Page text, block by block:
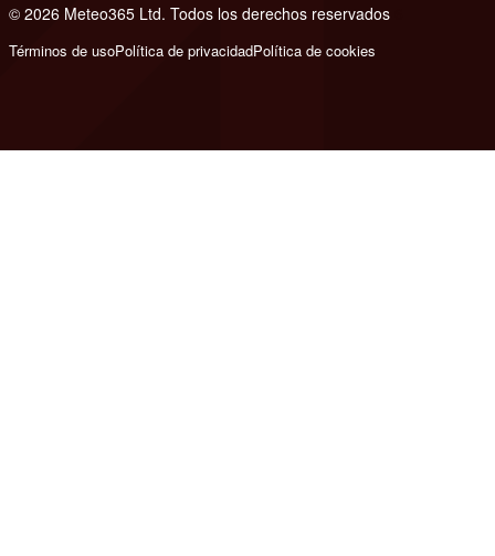
© 2026 Meteo365 Ltd. Todos los derechos reservados
Términos de usoPolítica de privacidadPolítica de cookies